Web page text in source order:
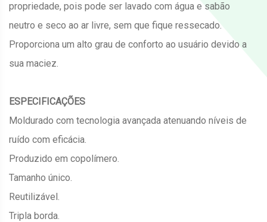
propriedade, pois pode ser lavado com água e sabão
neutro e seco ao ar livre, sem que fique ressecado.
Proporciona um alto grau de conforto ao usuário devido a
sua maciez.
ESPECIFICAÇÕES
Moldurado com tecnologia avançada atenuando níveis de
ruído com eficácia.
Produzido em copolímero.
Tamanho único.
Reutilizável.
Tripla borda.